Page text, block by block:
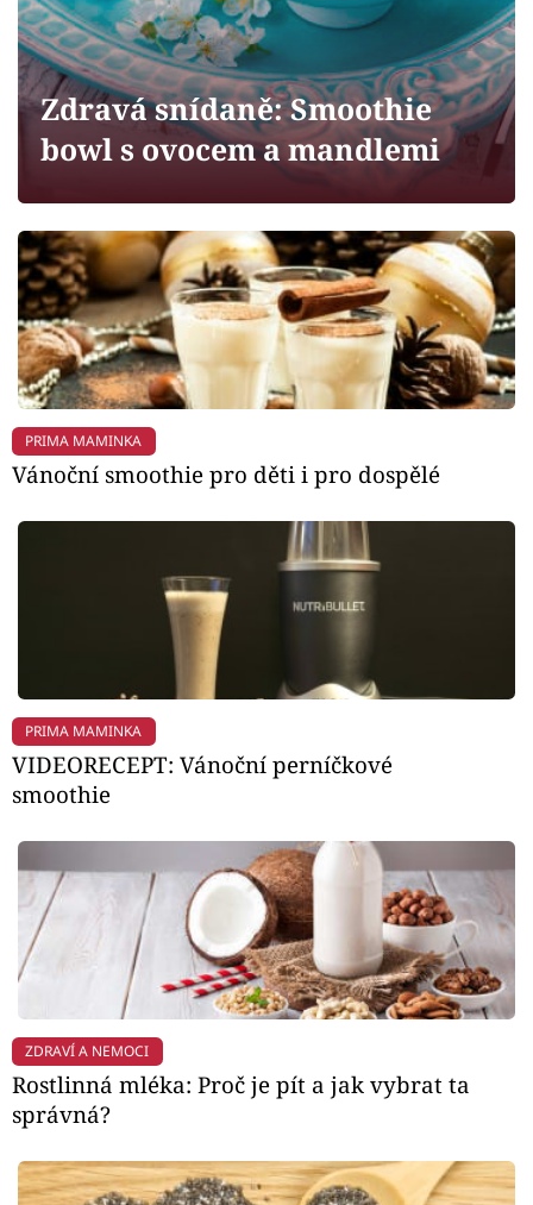
Sledujte prima+
Filmový festival Karlovy Vary
Mámy sobě
Přihlášení
Sledujte nás
Zdravá snídaně: Smoothie
bowl s ovocem a mandlemi
PRIMA MAMINKA
Vánoční smoothie pro děti i pro dospělé
PRIMA MAMINKA
VIDEORECEPT: Vánoční perníčkové
smoothie
ZDRAVÍ A NEMOCI
Rostlinná mléka: Proč je pít a jak vybrat ta
správná?